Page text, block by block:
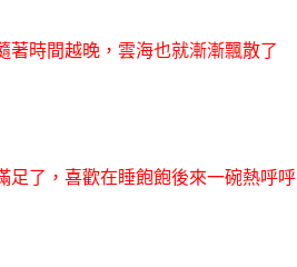
著時間越晚，雲海也就漸漸飄散了
了，喜歡在睡飽飽後來一碗熱呼